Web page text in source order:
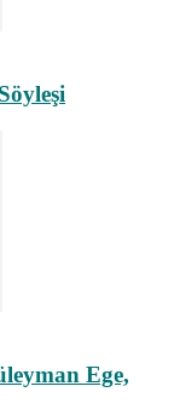
Ege,